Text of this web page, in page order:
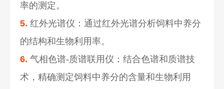
率的测定。
5. 红外光谱仪：通过红外光谱分析饲料中养分
的结构和生物利用率。
6. 气相色谱-质谱联用仪：结合色谱和质谱技
术，精确测定饲料中养分的含量和生物利用